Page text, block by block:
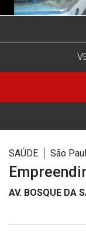
SAÚDE São
AV. BOSQUE DA